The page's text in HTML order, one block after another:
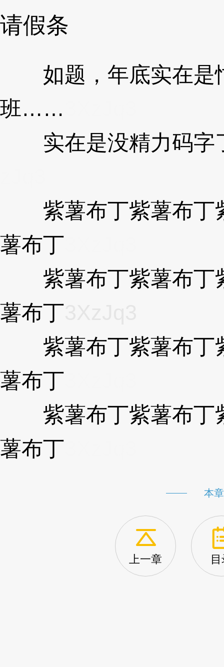
请假条
如题，年底实在是
班……
实在是没精力码字
紫薯布丁紫薯布丁
薯布丁
紫薯布丁紫薯布丁
薯布丁
紫薯布丁紫薯布丁
薯布丁
紫薯布丁紫薯布丁
薯布丁
本
上一章